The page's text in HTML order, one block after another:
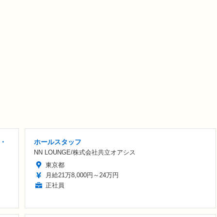
ホールスタッフ
NN LOUNGE/株式会社共立オアシス
東京都
月給21万8,000円～24万円
正社員